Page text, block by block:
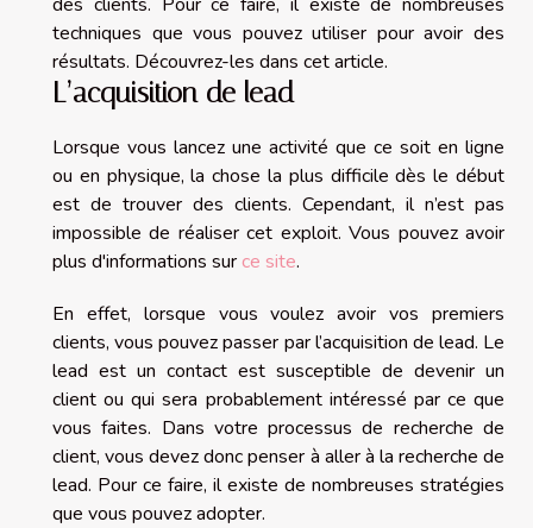
techniques que vous pouvez utiliser pour avoir des
résultats. Découvrez-les dans cet article.
L’acquisition de lead
Lorsque vous lancez une activité que ce soit en ligne
ou en physique, la chose la plus difficile dès le début
est de trouver des clients. Cependant, il n’est pas
impossible de réaliser cet exploit. Vous pouvez avoir
plus d'informations sur ce site.
En effet, lorsque vous voulez avoir vos premiers
clients, vous pouvez passer par l’acquisition de lead. Le
lead est un contact est susceptible de devenir un
client ou qui sera probablement intéressé par ce que
vous faites. Dans votre processus de recherche de
client, vous devez donc penser à aller à la recherche de
lead. Pour ce faire, il existe de nombreuses stratégies
que vous pouvez adopter.